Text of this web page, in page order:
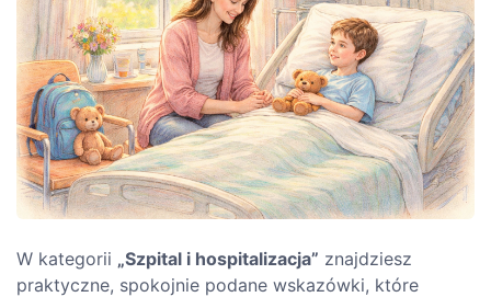
W kategorii „Szpital i hospitalizacja” znajdziesz
praktyczne, spokojnie podane wskazówki, które